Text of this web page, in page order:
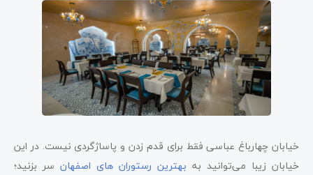
خیابان چهارباغ عباسی فقط برای قدم زدن و پاساژگردی نیست. در این
خیابان زیبا می‌توانید به بهترین رستوران های اصفهان سر بزنید؛